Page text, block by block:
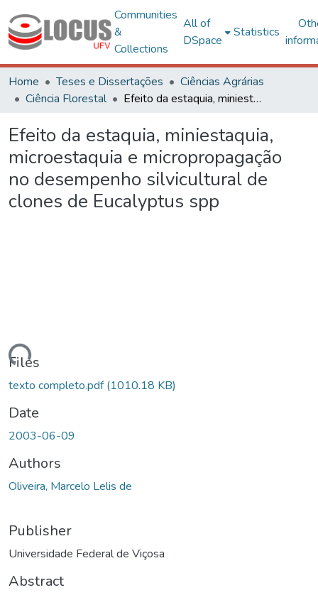
Communities
&
Collections
All of
DSpace
Statistics
Home Teses e Dissertações
Ciências Agrárias
Ciência Florestal
Efeito da estaquia, miniestaquia, microestaquia e micropropagação no desempenho silvicultural de clones de Eucalyptus spp
Efeito da estaquia, miniestaquia,
microestaquia e micropropagação
no desempenho silvicultural de
clones de Eucalyptus spp
Files
texto completo.pdf(1010.18 KB)
Date
2003-06-09
Authors
Oliveira, Marcelo Lelis de
Publisher
Universidade Federal de Viçosa
Abstract